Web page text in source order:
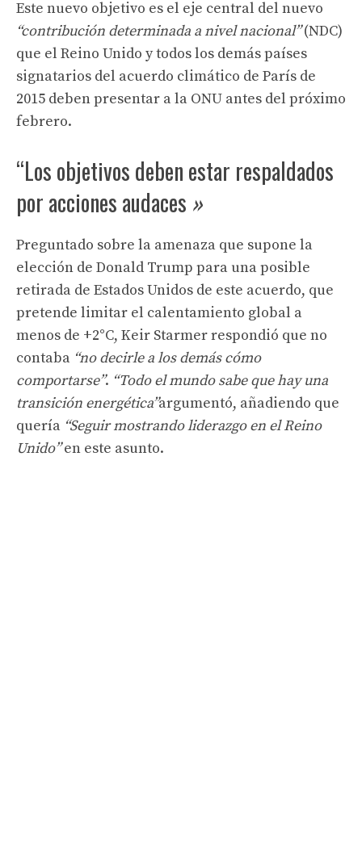
Este nuevo objetivo es el eje central del nuevo
“contribución determinada a nivel nacional”(NDC)
que el Reino Unido y todos los demás países
signatarios del acuerdo climático de París de
2015 deben presentar a la ONU antes del próximo
febrero.
“Los objetivos deben estar respaldados
por acciones audaces »
Preguntado sobre la amenaza que supone la
elección de Donald Trump para una posible
retirada de Estados Unidos de este acuerdo, que
pretende limitar el calentamiento global a
menos de +2°C, Keir Starmer respondió que no
contaba “no decirle a los demás cómo
comportarse”. “Todo el mundo sabe que hay una
transición energética”argumentó, añadiendo que
quería “Seguir mostrando liderazgo en el Reino
Unido”en este asunto.